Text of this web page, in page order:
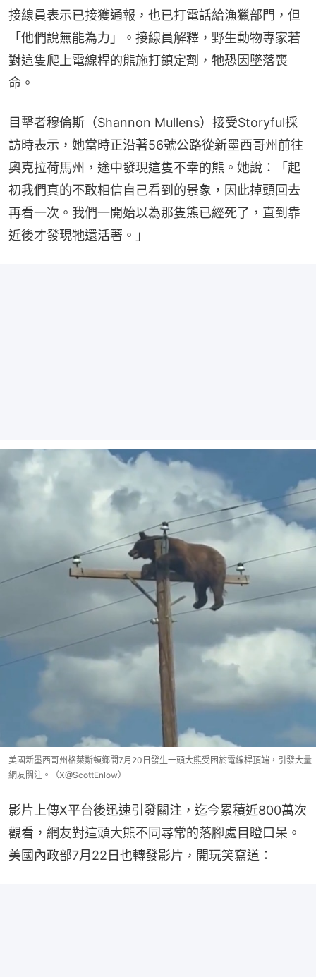
接線員表示已接獲通報，也已打電話給漁獵部門，但
「他們說無能為力」。接線員解釋，野生動物專家若
對這隻爬上電線桿的熊施打鎮定劑，牠恐因墜落喪
命。
目擊者穆倫斯（Shannon Mullens）接受Storyful採
訪時表示，她當時正沿著56號公路從新墨西哥州前往
奧克拉荷馬州，途中發現這隻不幸的熊。她說：「起
初我們真的不敢相信自己看到的景象，因此掉頭回去
再看一次。我們一開始以為那隻熊已經死了，直到靠
近後才發現牠還活著。」
美國新墨西哥州格萊斯頓鄉間7月20日發生一頭大熊受困於電線桿頂端，引發大量
網友關注。（X@ScottEnlow）
影片上傳X平台後迅速引發關注，迄今累積近800萬次
觀看，網友對這頭大熊不同尋常的落腳處目瞪口呆。
美國內政部7月22日也轉發影片，開玩笑寫道：